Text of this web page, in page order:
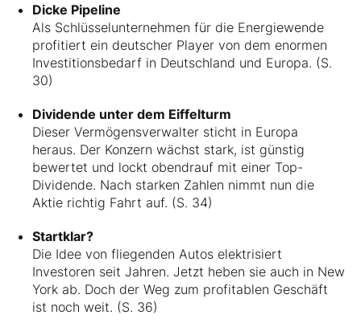
Dicke Pipeline
Als Schlüsselunternehmen für die Energiewende
profitiert ein deutscher Player von dem enormen
Investitionsbedarf in Deutschland und Europa. (S.
30)
Dividende unter dem Eiffelturm
Dieser Vermögensverwalter sticht in Europa
heraus. Der Konzern wächst stark, ist günstig
bewertet und lockt obendrauf mit einer Top-
Dividende. Nach starken Zahlen nimmt nun die
Aktie richtig Fahrt auf. (S. 34)
Startklar?
Die Idee von fliegenden Autos elektrisiert
Investoren seit Jahren. Jetzt heben sie auch in New
York ab. Doch der Weg zum profitablen Geschäft
ist noch weit. (S. 36)